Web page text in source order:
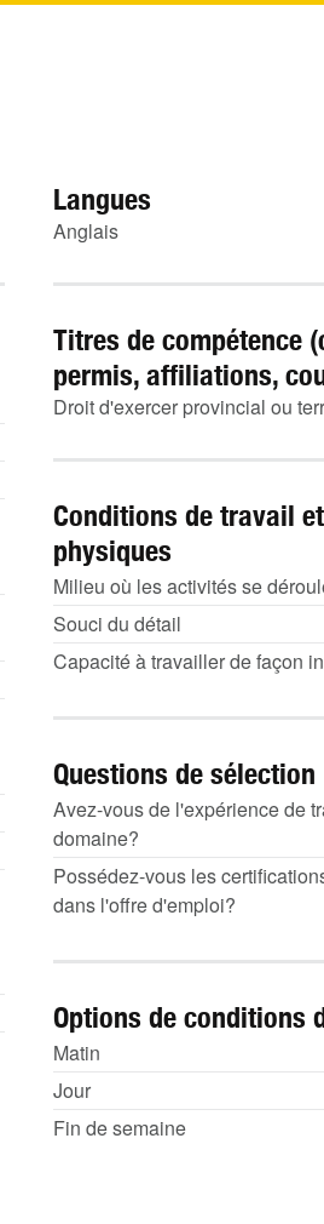
Langues
Anglais
Titres de compétence
permis, affiliations,
Droit d'exercer provincial ou
Conditions de travail
physiques
Milieu où les activités se
Souci du détail
Capacité à travailler de façon
Questions de sélection
Avez-vous de l'expérience de
domaine?
Possédez-vous les
dans l'offre d'emploi?
Options de conditions
Matin
Jour
Fin de semaine